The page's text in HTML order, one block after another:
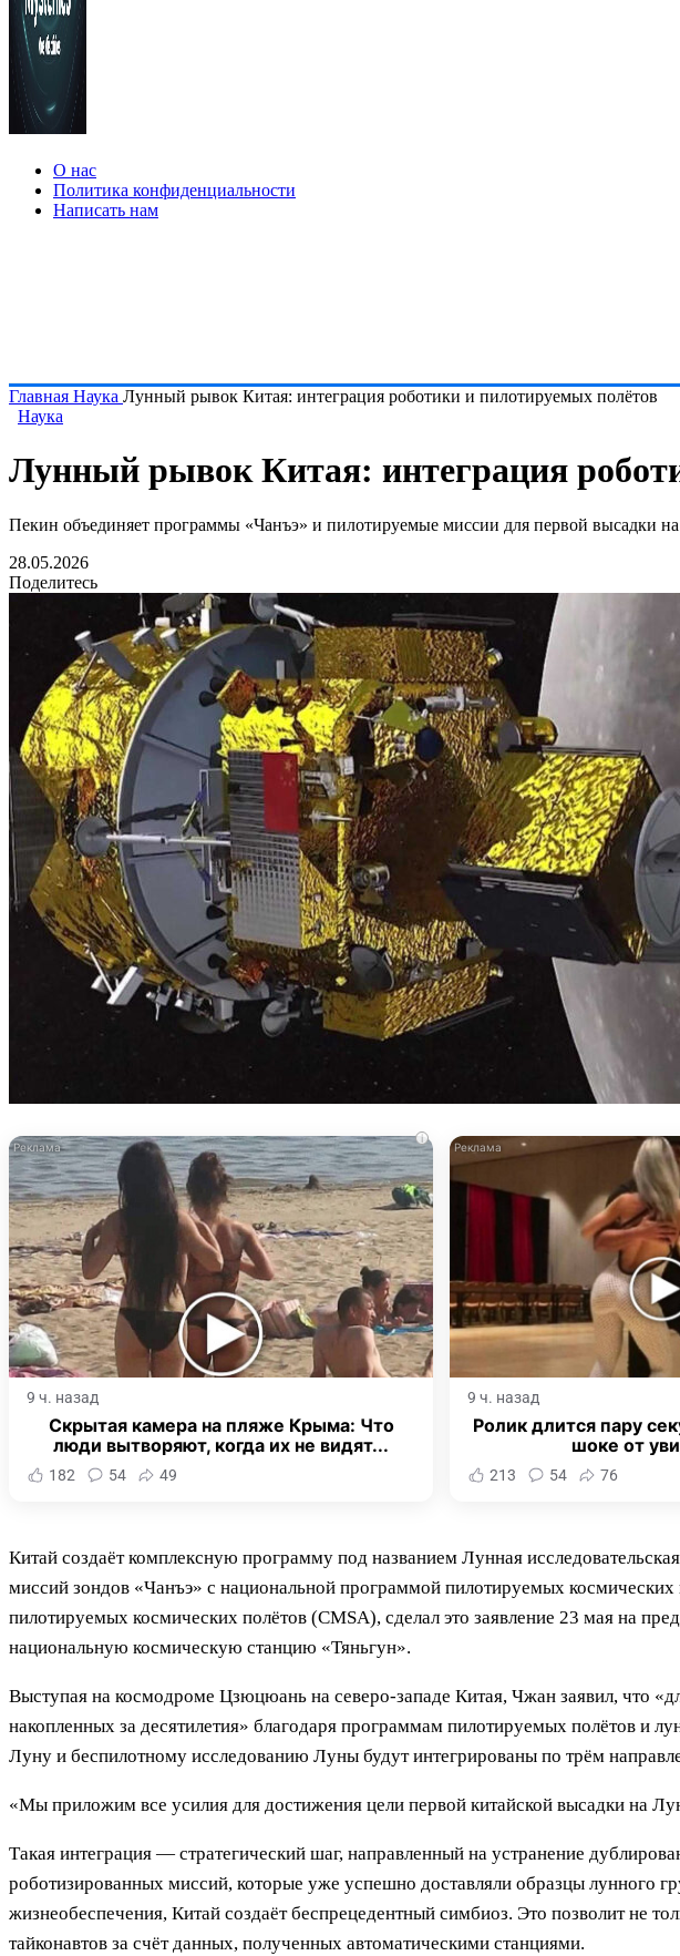
О нас
Политика конфиденциальности
Написать нам
Главная Наука Лунный рывок Китая: интеграция роботики и пилотируемых полётов
Наука
Лунный рывок Китая: интеграция
Пекин объединяет программы «Чанъэ» и пилотируемые миссии для первой высадки
28.05.2026
Поделитесь
i
9 ч. назад
Скрытая камера на пляже Крыма: Что
люди вытворяют, когда их не видят...
182 54 49
9 ч. назад
Ролик длится пару
шоке от
213 54 76
Китай создаёт комплексную программу под названием Лунная
миссий зондов «Чанъэ» с национальной программой пилотируемых
пилотируемых космических полётов (CMSA), сделал это заявление 23 мая на
национальную космическую станцию «Тяньгун».
Выступая на космодроме Цзюцюань на северо-западе Китая, Чжан заявил, что
накопленных за десятилетия» благодаря программам пилотируемых полётов и
Луну и беспилотному исследованию Луны будут интегрированы по трём
«Мы приложим все усилия для достижения цели первой китайской высадки на
Такая интеграция — стратегический шаг, направленный на устранение
роботизированных миссий, которые уже успешно доставляли образцы лунного
жизнеобеспечения, Китай создаёт беспрецедентный симбиоз. Это позволит не
тайконавтов за счёт данных, полученных автоматическими станциями.